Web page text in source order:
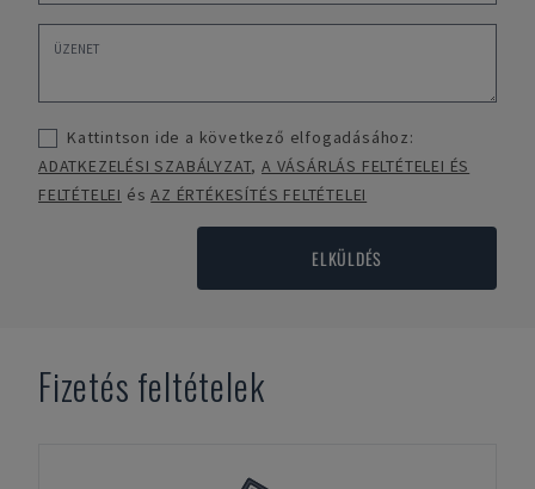
Kattintson ide a következő elfogadásához:
ADATKEZELÉSI SZABÁLYZAT,A VÁSÁRLÁS FELTÉTELEI ÉS
FELTÉTELEI ésAZ ÉRTÉKESÍTÉS FELTÉTELEI
ELKÜLDÉS
Fizetés feltételek